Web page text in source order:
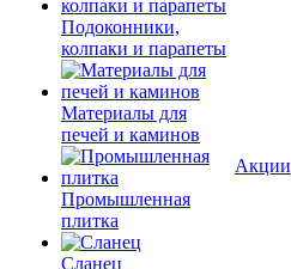
Подоконники,
колпаки и парапеты
Материалы для
печей и каминов
Промышленная
плитка
Сланец
Акции